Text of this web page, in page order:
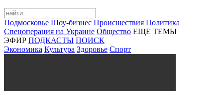
Подмосковье Шоу-бизнес Происшествия Политика
Спецоперация на Украине Общество ЕЩЕ ТЕМЫ
ЭФИР ПОДКАСТЫ ПОИСК
Экономика Культура Здоровье Спорт